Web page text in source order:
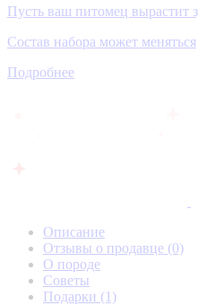
Пусть ваш питомец вырастит
Состав набора может меняться
Подробнее
Описание
Отзывы о продавце (0)
О породе
Советы
Подарки (1)